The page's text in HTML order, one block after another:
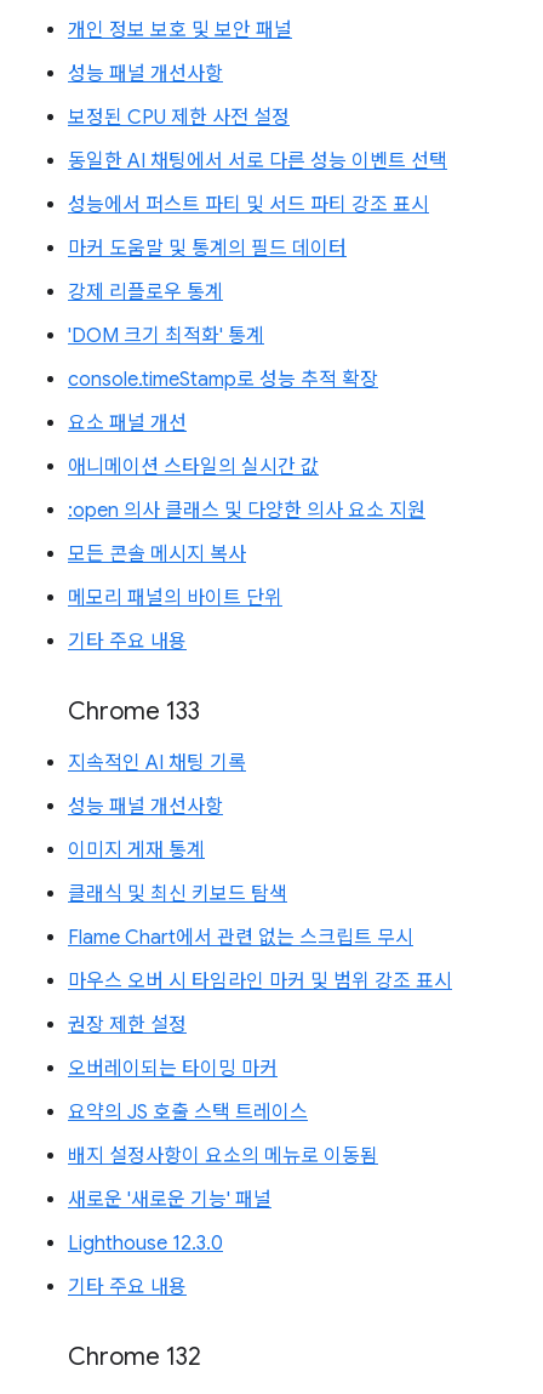
개인 정보 보호 및 보안 패널
성능 패널 개선사항
보정된 CPU 제한 사전 설정
동일한 AI 채팅에서 서로 다른 성능 이벤트 선택
성능에서 퍼스트 파티 및 서드 파티 강조 표시
마커 도움말 및 통계의 필드 데이터
강제 리플로우 통계
'DOM 크기 최적화' 통계
console.timeStamp로 성능 추적 확장
요소 패널 개선
애니메이션 스타일의 실시간 값
:open 의사 클래스 및 다양한 의사 요소 지원
모든 콘솔 메시지 복사
메모리 패널의 바이트 단위
기타 주요 내용
Chrome 133
지속적인 AI 채팅 기록
성능 패널 개선사항
이미지 게재 통계
클래식 및 최신 키보드 탐색
Flame Chart에서 관련 없는 스크립트 무시
마우스 오버 시 타임라인 마커 및 범위 강조 표시
권장 제한 설정
오버레이되는 타이밍 마커
요약의 JS 호출 스택 트레이스
배지 설정사항이 요소의 메뉴로 이동됨
새로운 '새로운 기능' 패널
Lighthouse 12.3.0
기타 주요 내용
Chrome 132